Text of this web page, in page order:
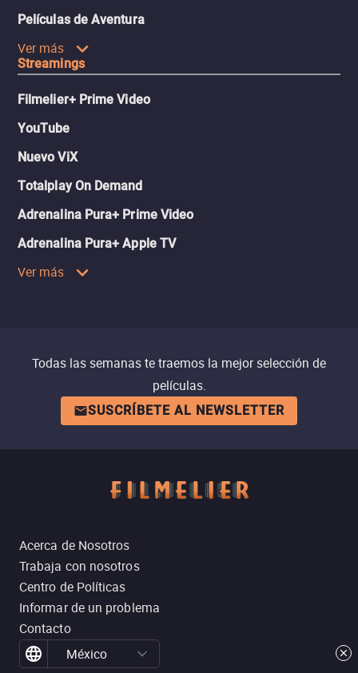
Películas de Aventura
Ver más
Streamings
Filmelier+ Prime Video
YouTube
Nuevo ViX
Totalplay On Demand
Adrenalina Pura+ Prime Video
Adrenalina Pura+ Apple TV
Ver más
Todas las semanas te traemos la mejor selección de
películas.
SUSCRÍBETE AL NEWSLETTER
Acerca de Nosotros
Trabaja con nosotros
Centro de Políticas
Informar de un problema
Contacto
México